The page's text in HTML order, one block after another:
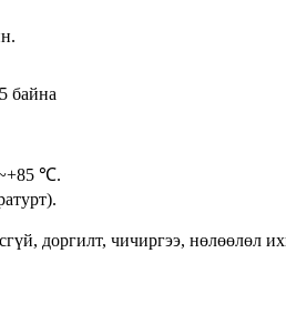
байна
℃.
доргилт, чичиргээ, нөлөөлөл